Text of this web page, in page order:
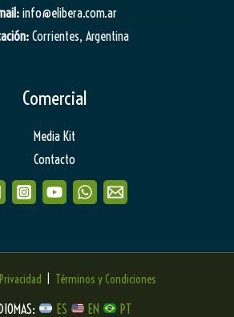
info@elibera.com.ar
Corrientes, Argentina
Comercial
Media Kit
Contacto
Términos y Condiciones
ES EN PT